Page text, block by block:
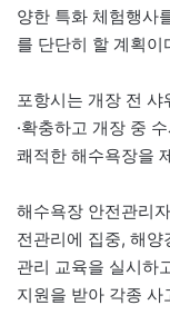
양한 특화 체험행사
를 단단히 할 계획이
포항시는 개장 전
·확충하고 개장 중
쾌적한 해수욕장을
해수욕장 안전관리
전관리에 집중, 해
관리 교육을 실시하
지원을 받아 각종